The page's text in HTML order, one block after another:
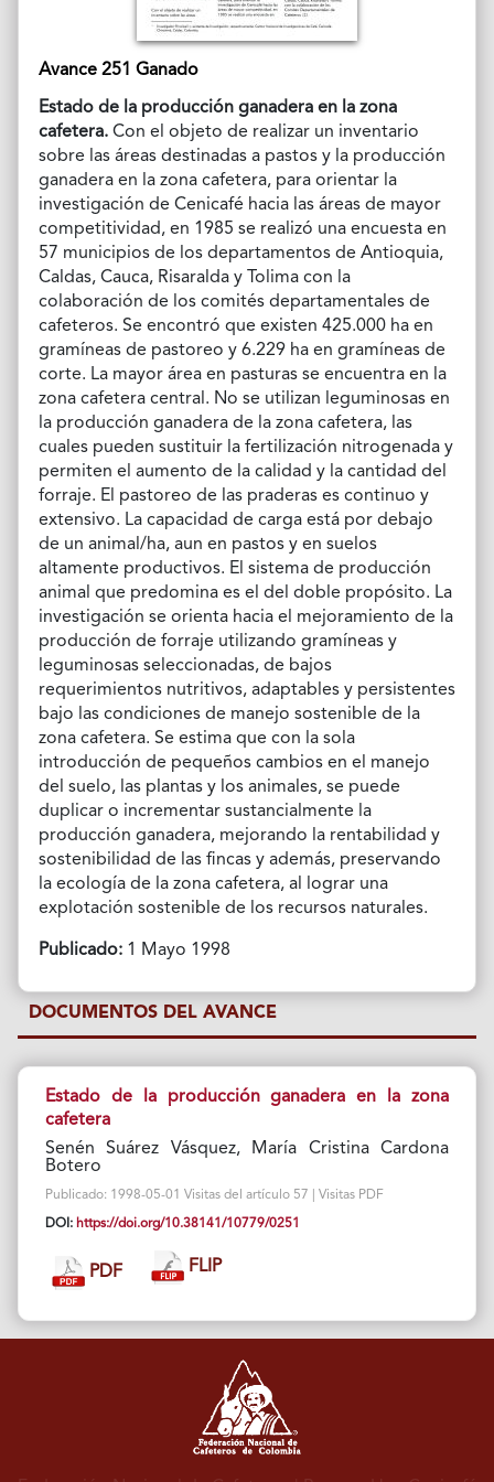
Avance 251 Ganado
Estado de la producción ganadera en la zona
cafetera. Con el objeto de realizar un inventario
sobre las áreas destinadas a pastos y la producción
ganadera en la zona cafetera, para orientar la
investigación de Cenicafé hacia las áreas de mayor
competitividad, en 1985 se realizó una encuesta en
57 municipios de los departamentos de Antioquia,
Caldas, Cauca, Risaralda y Tolima con la
colaboración de los comités departamentales de
cafeteros. Se encontró que existen 425.000 ha en
gramíneas de pastoreo y 6.229 ha en gramíneas de
corte. La mayor área en pasturas se encuentra en la
zona cafetera central. No se utilizan leguminosas en
la producción ganadera de la zona cafetera, las
cuales pueden sustituir la fertilización nitrogenada y
permiten el aumento de la calidad y la cantidad del
forraje. El pastoreo de las praderas es continuo y
extensivo. La capacidad de carga está por debajo
de un animal/ha, aun en pastos y en suelos
altamente productivos. El sistema de producción
animal que predomina es el del doble propósito. La
investigación se orienta hacia el mejoramiento de la
producción de forraje utilizando gramíneas y
leguminosas seleccionadas, de bajos
requerimientos nutritivos, adaptables y persistentes
bajo las condiciones de manejo sostenible de la
zona cafetera. Se estima que con la sola
introducción de pequeños cambios en el manejo
del suelo, las plantas y los animales, se puede
duplicar o incrementar sustancialmente la
producción ganadera, mejorando la rentabilidad y
sostenibilidad de las fincas y además, preservando
la ecología de la zona cafetera, al lograr una
explotación sostenible de los recursos naturales.
Publicado:1 Mayo 1998
DOCUMENTOS DEL AVANCE
Estado de la producción ganadera en la zona
cafetera
Senén Suárez Vásquez, María Cristina Cardona
Botero
Publicado: 1998-05-01 Visitas del artículo 57 | Visitas PDF
DOI: https://doi.org/10.38141/10779/0251
PDF FLIP